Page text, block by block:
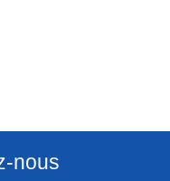
nous